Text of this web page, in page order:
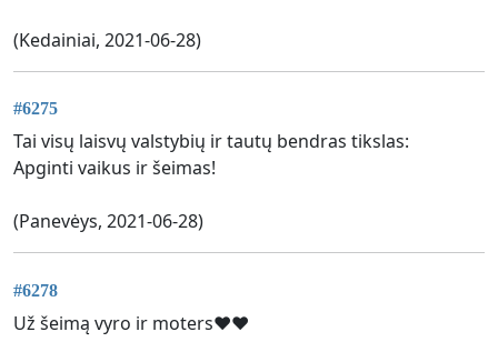
(Kedainiai, 2021-06-28)
#6275
Tai visų laisvų valstybių ir tautų bendras tikslas:
Apginti vaikus ir šeimas!
(Panevėys, 2021-06-28)
#6278
Už šeimą vyro ir moters❤❤